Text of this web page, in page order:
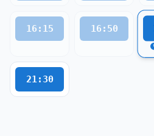
16:15 16:50
21:30